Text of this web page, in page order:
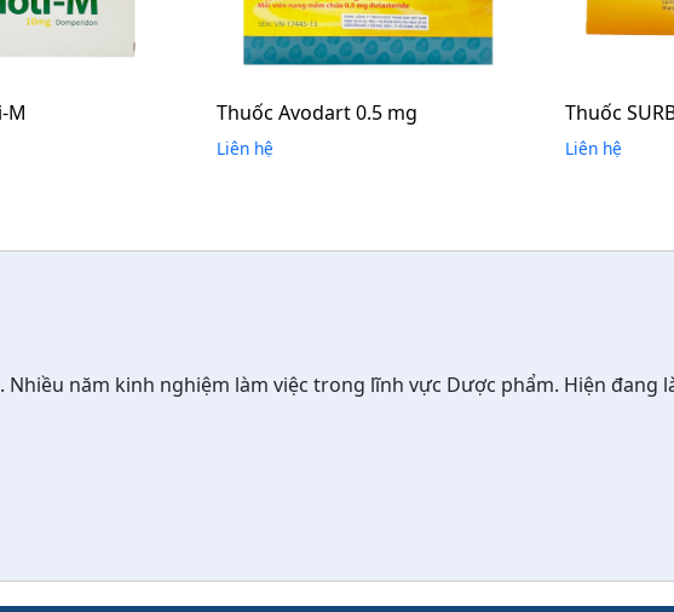
M Thuốc Avodart 0.5 mg
Liên hệ
Thuốc
Liên hệ
năm kinh nghiệm làm việc trong lĩnh vực Dược phẩm. Hiện đang